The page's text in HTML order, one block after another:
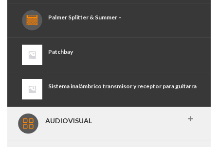
Palmer Splitter & Summer –
Patchbay
Sistema inalámbrico transmisor y receptor para guitarra
AUDIOVISUAL